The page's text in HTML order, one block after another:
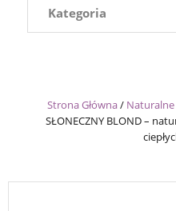
Strona Główna/
SŁONECZNY BLOND –